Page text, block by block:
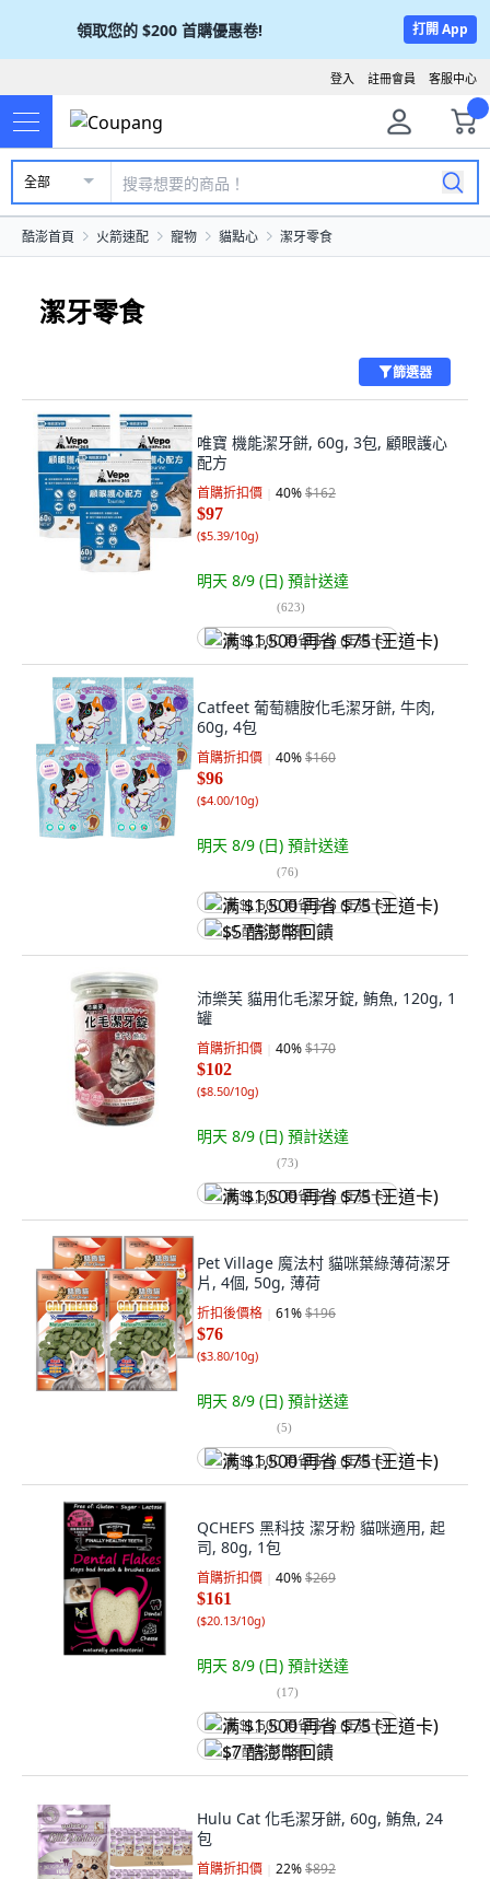
領取您的 $200 首購優惠卷! 打開 App
客服中心
註冊會員
登入
全部
酷澎首頁 火箭速配 寵物 貓點心 潔牙零食
潔牙零食
篩選器
唯寶 機能潔牙餅, 60g, 3包, 顧眼護心
配方
首購折扣價 40%$162
$97
($5.39/10g)
明天 8/9 (日) 預計送達
(623)
满 $1,500 再省 $75 (王道卡)
Catfeet 葡萄糖胺化毛潔牙餅, 牛肉,
60g, 4包
首購折扣價 40%$160
$96
($4.00/10g)
明天 8/9 (日) 預計送達
(76)
满 $1,500 再省 $75 (王道卡)
$5 酷澎幣回饋
沛樂芙 貓用化毛潔牙錠, 鮪魚, 120g, 1
罐
首購折扣價 40%$170
$102
($8.50/10g)
明天 8/9 (日) 預計送達
(73)
满 $1,500 再省 $75 (王道卡)
Pet Village 魔法村 貓咪葉綠薄荷潔牙
片, 4個, 50g, 薄荷
折扣後價格 61%$196
$76
($3.80/10g)
明天 8/9 (日) 預計送達
(5)
满 $1,500 再省 $75 (王道卡)
QCHEFS 黑科技 潔牙粉 貓咪適用, 起
司, 80g, 1包
首購折扣價 40%$269
$161
($20.13/10g)
明天 8/9 (日) 預計送達
(17)
满 $1,500 再省 $75 (王道卡)
$7 酷澎幣回饋
Hulu Cat 化毛潔牙餅, 60g, 鮪魚, 24
包
首購折扣價 22%$892